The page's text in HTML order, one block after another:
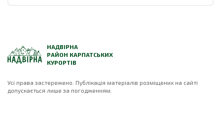
НАДВІРНА
РАЙОН КАРПАТСЬКИХ
КУРОРТІВ
Усі права застережено. Публікація матеріалів розміщених на сайті
допускається лише за погодженням.